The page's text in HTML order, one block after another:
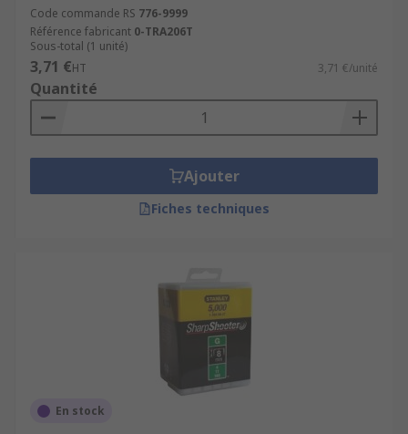
Code commande RS 776-9999
Référence fabricant 0-TRA206T
Sous-total (1 unité)
3,71 €HT 3,71 €/unité
Quantité
Ajouter
Fiches techniques
En stock